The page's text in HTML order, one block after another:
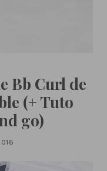
Bb Curl de
(+ Tuto
go)